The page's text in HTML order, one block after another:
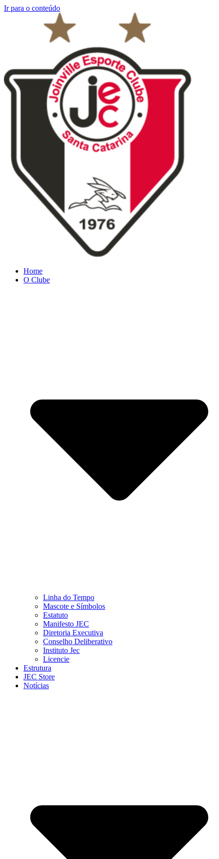
Ir para o conteúdo
Home
O Clube
Linha do Tempo
Mascote e Símbolos
Estatuto
Manifesto JEC
Diretoria Executiva
Conselho Deliberativo
Instituto Jec
Licencie
Estrutura
JEC Store
Notícias